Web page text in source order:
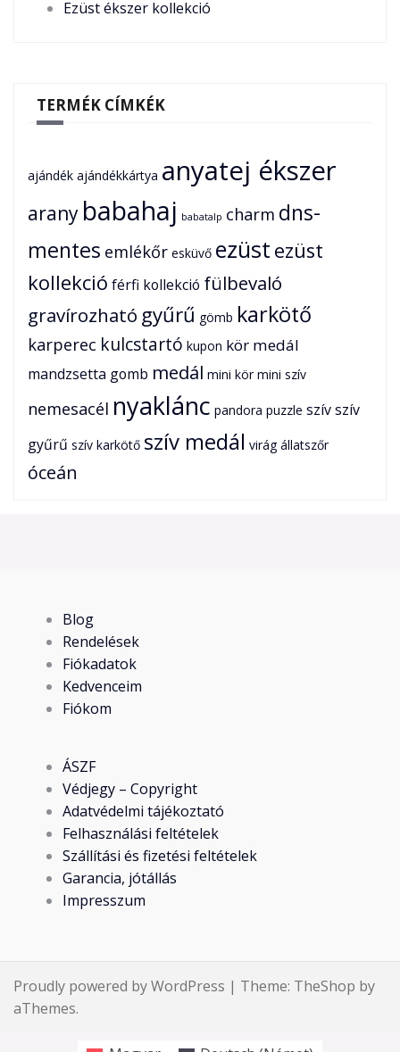
Ezüst ékszer kollekció
TERMÉK CÍMKÉK
ajándék ajándékkártya anyatej ékszer
arany babahaj babatalp charm dns-
mentes emlékőr esküvő ezüst ezüst
kollekció férfi kollekció fülbevaló
gravírozható gyűrű gömb karkötő
karperec kulcstartó kupon kör medál
mandzsetta gomb medál mini kör mini szív
nemesacél nyaklánc pandora puzzle szívszív
gyűrű szív karkötő szív medál virág állatszőr
óceán
Blog
Rendelések
Fiókadatok
Kedvenceim
Fiókom
ÁSZF
Védjegy – Copyright
Adatvédelmi tájékoztató
Felhasználási feltételek
Szállítási és fizetési feltételek
Garancia, jótállás
Impresszum
Proudly powered by WordPress | Theme: TheShop by
aThemes.